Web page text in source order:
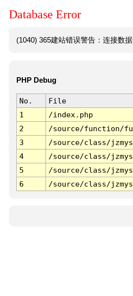
Database Error
(1040) 365建站错误警告：连接数
PHP Debug
No. File
1
/index.php
2
/source/function/
3
/source/class/
4
/source/class/
5
/source/class/
6
/source/class/